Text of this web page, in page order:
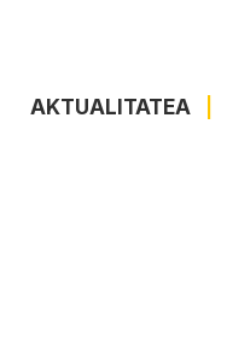
AKTUALITATEA